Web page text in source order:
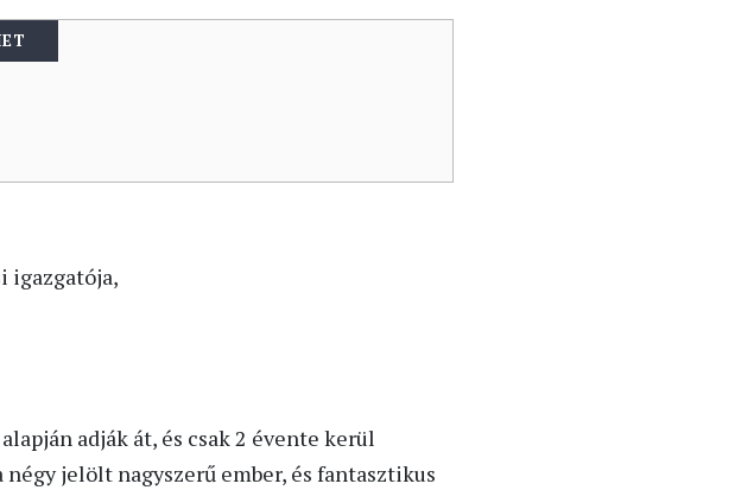
igazgatója,
adják át, és csak 2 évente kerül
jelölt nagyszerű ember, és fantasztikus